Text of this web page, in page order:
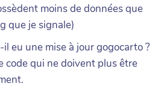
moins de données que
que je signale)
eu une mise à jour gogocarto ?
code qui ne doivent plus être